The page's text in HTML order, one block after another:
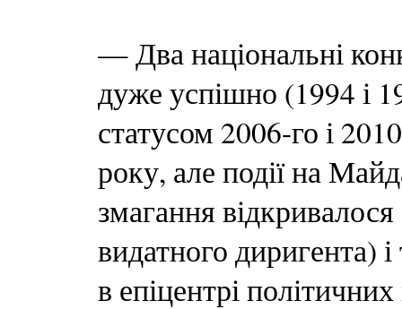
— Два національні
дуже успішно (1994 і
статусом 2006-го і
року, але події на
змагання
видатного диригента)
в епіцентрі